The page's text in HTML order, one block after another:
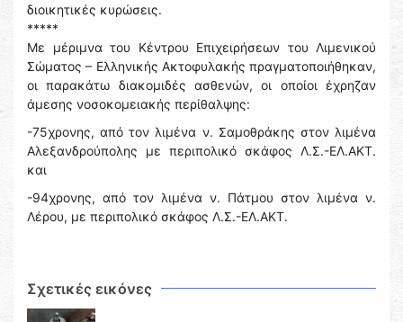
διοικητικές κυρώσεις.
*****
Με μέριμνα του Κέντρου Επιχειρήσεων του Λιμενικού
Σώματος – Ελληνικής Ακτοφυλακής πραγματοποιήθηκαν,
οι παρακάτω διακομιδές ασθενών, οι οποίοι έχρηζαν
άμεσης νοσοκομειακής περίθαλψης:
-75χρονης, από τον λιμένα ν. Σαμοθράκης στον λιμένα
Αλεξανδρούπολης με περιπολικό σκάφος Λ.Σ.-ΕΛ.ΑΚΤ.
και
-94χρονης, από τον λιμένα ν. Πάτμου στον λιμένα ν.
Λέρου, με περιπολικό σκάφος Λ.Σ.-ΕΛ.ΑΚΤ.
Σχετικές εικόνες